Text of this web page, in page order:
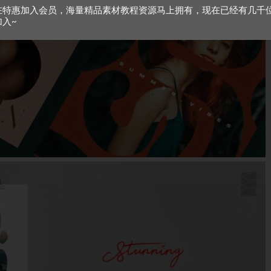
特惠加入会员，海量精品素材教程资源马上拥有，现在已经有几千
入~